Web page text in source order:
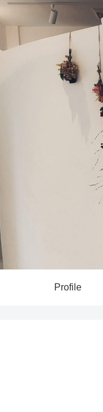
Profile